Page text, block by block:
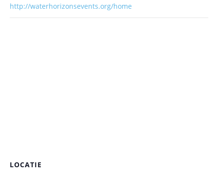
http://waterhorizonsevents.org/home
LOCATIE